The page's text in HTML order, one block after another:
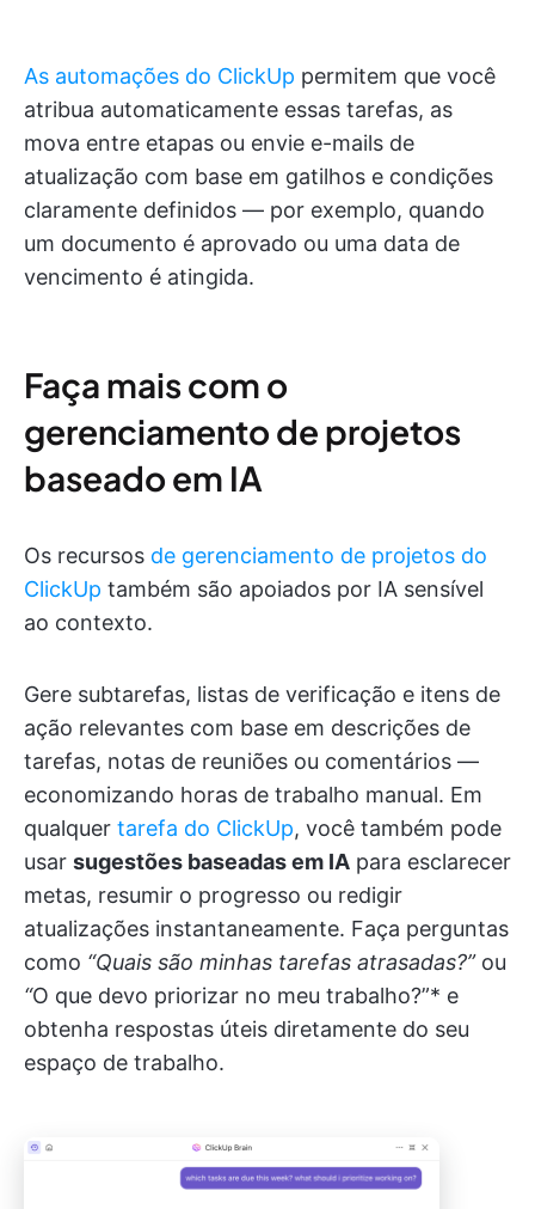
As automações do ClickUp permitem que você
atribua automaticamente essas tarefas, as
mova entre etapas ou envie e-mails de
atualização com base em gatilhos e condições
claramente definidos — por exemplo, quando
um documento é aprovado ou uma data de
vencimento é atingida.
Faça mais com o
gerenciamento de projetos
baseado em IA
Os recursos de gerenciamento de projetos do
ClickUp também são apoiados por IA sensível
ao contexto.
Gere subtarefas, listas de verificação e itens de
ação relevantes com base em descrições de
tarefas, notas de reuniões ou comentários —
economizando horas de trabalho manual. Em
qualquer tarefa do ClickUp, você também pode
usar sugestões baseadas em IA para esclarecer
metas, resumir o progresso ou redigir
atualizações instantaneamente. Faça perguntas
como “Quais são minhas tarefas atrasadas?”ou
“O que devo priorizar no meu trabalho?”* e
obtenha respostas úteis diretamente do seu
espaço de trabalho.